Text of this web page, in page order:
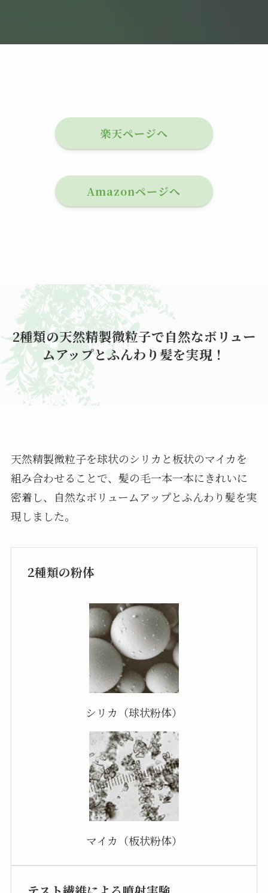
楽天ページへ
Amazonページへ
2種類の天然精製微粒子で自然なボリュー
ムアップとふんわり髪を実現！
天然精製微粒子を球状のシリカと板状のマイカを
組み合わせることで、髪の毛一本一本にきれいに
密着し、自然なボリュームアップとふんわり髪を実
現しました。
2種類の粉体
シリカ（球状粉体）
マイカ（板状粉体）